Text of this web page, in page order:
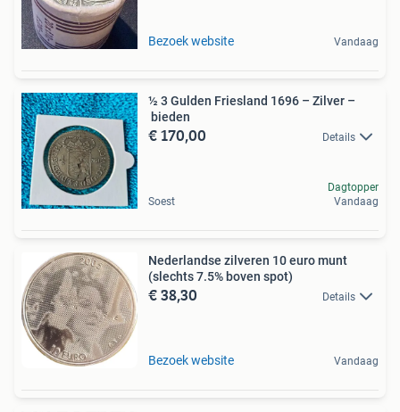
Bezoek website Vandaag
½ 3 Gulden Friesland 1696 – Zilver –
bieden
€ 170,00 Details
Soest
Dagtopper
Vandaag
Nederlandse zilveren 10 euro munt
(slechts 7.5% boven spot)
€ 38,30 Details
Bezoek website Vandaag